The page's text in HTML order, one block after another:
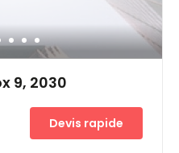
9, 2030
Devis rapide